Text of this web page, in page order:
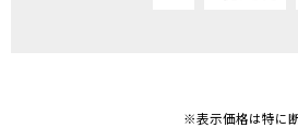
※表示価格は特に